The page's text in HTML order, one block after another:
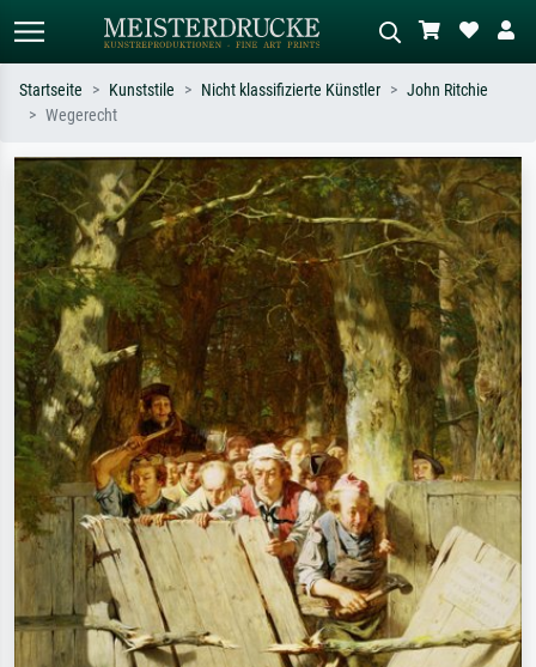
Suchen Sie nach Künstlern, Werktiteln
oder Stilen – z.B. Monet,
Sternennacht, Impressionismus, Welle
Hokusai, Akt.
Beschreiben Sie die Szene – z.B. Grüne
Wiese, Abstrakt mit viel Rot, Dunkles
Ölgemälde, Stehender Akt neben einem
Baum.
Startseite Kunststile Nicht klassifizierte Künstler
John Ritchie
Wegerecht